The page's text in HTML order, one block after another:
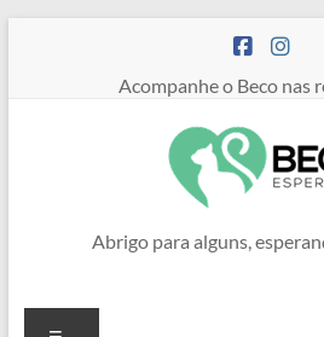
Acompanhe o Beco nas
Abrigo para alguns,